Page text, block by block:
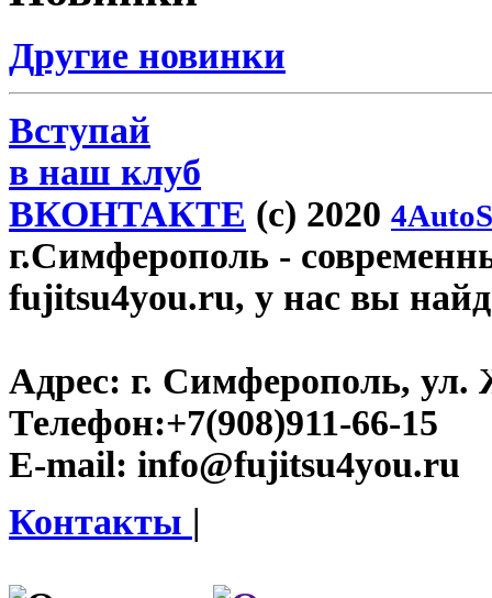
Другие новинки
Вступай
в наш клуб
ВКОНТАКТЕ (c) 2020
г.Симферополь -
fujitsu4you.ru, у нас вы
Адрес: г. Симферополь, ул.
Телефон:+7(908)911-66-15
E-mail: info@fujitsu4you.ru
Контакты |